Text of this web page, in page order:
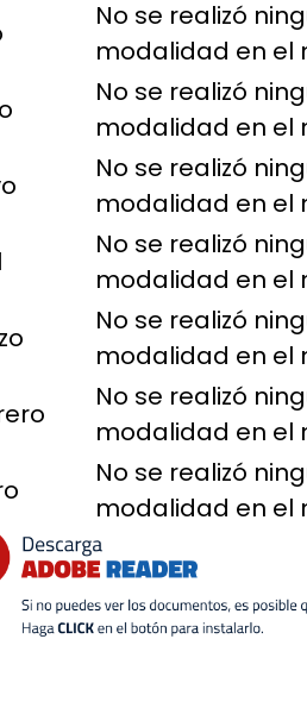
No se realizó
modalidad en el
No se realizó
modalidad en el
No se realizó
modalidad en el
No se realizó
modalidad en el
No se realizó
modalidad en el
No se realizó
modalidad en el
No se realizó
modalidad en el